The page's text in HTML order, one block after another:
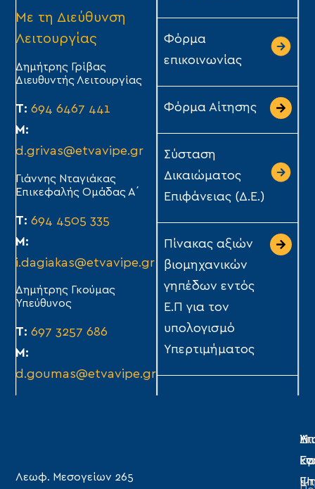
Με τη Διεύθυνση
Λειτουργίας
Δημήτρης Γρίβας
Διευθυντής Λειτουργίας
Τ: 694 6467 441
Μ:
d.grivas@etvavipe.gr
Γιάννης Νταγιάκας
Επικεφαλής Ομάδας Α΄
Τ: 694 4505 335
Μ:
i.dagiakas@etvavipe.gr
Δημήτρης Γκούμας
Υπεύθυνος
Τ: 697 3257 686
Μ:
d.goumas@etvavipe.gr
Φόρμα
επικοινωνίας
Φόρμα Αίτησης
Σύσταση
Δικαιώματος
Επιφάνειας (Δ.Ε.)
Πίνακας αξιών
βιομηχανικών
γηπέδων εντός
Ε.Π για τον
υπολογισμό
Υπερτιμήματος
Λεωφ. Μεσογείων 265
Η